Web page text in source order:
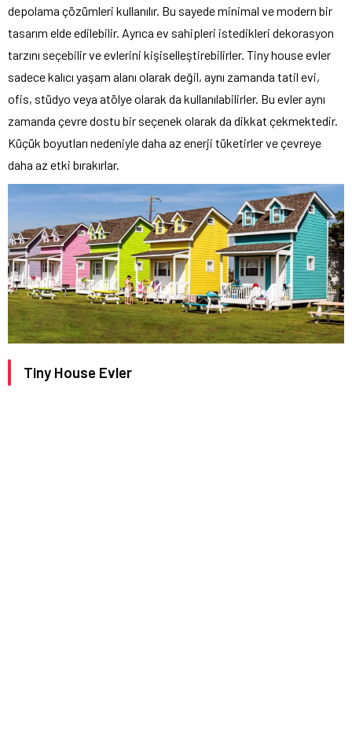
depolama çözümleri kullanılır. Bu sayede minimal ve modern bir
tasarım elde edilebilir. Ayrıca ev sahipleri istedikleri dekorasyon
tarzını seçebilir ve evlerini kişiselleştirebilirler. Tiny house evler
sadece kalıcı yaşam alanı olarak değil, aynı zamanda tatil evi,
ofis, stüdyo veya atölye olarak da kullanılabilirler. Bu evler aynı
zamanda çevre dostu bir seçenek olarak da dikkat çekmektedir.
Küçük boyutları nedeniyle daha az enerji tüketirler ve çevreye
daha az etki bırakırlar.
Tiny House Evler